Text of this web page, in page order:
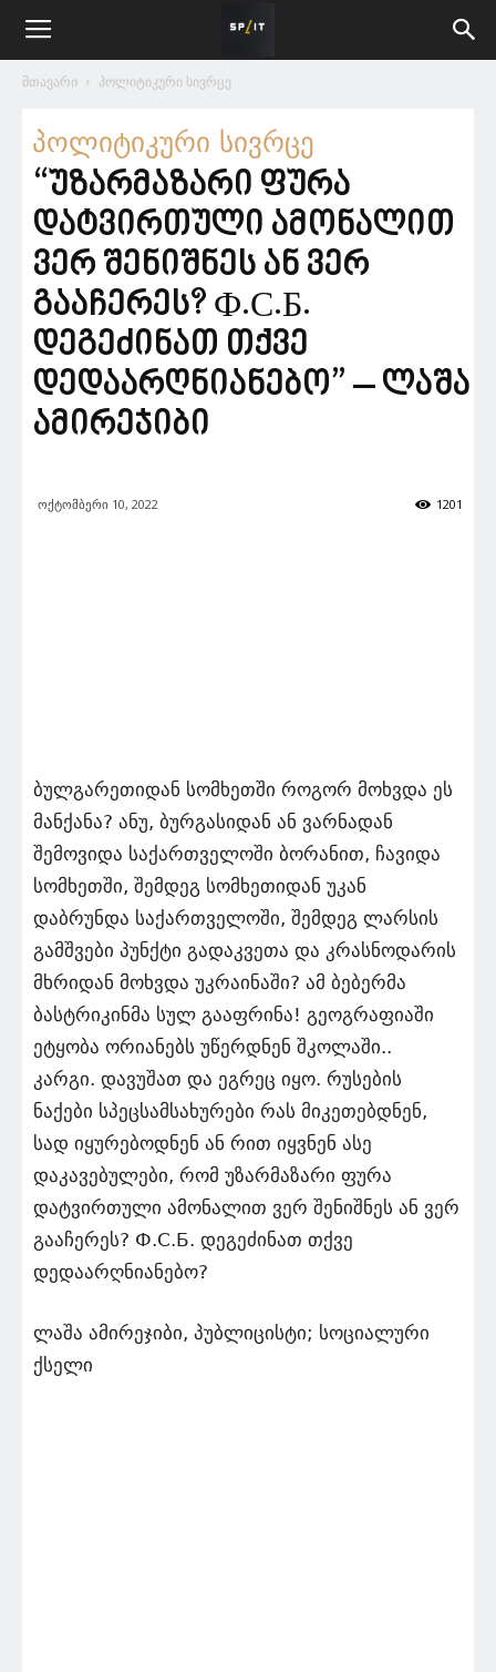
მთავარი პოლიტიკური სივრცე
პოლიტიკური სივრცე
“უზარმაზარი ფურა
დატვირთული ამონალით
ვერ შენიშნეს ან ვერ
გააჩერეს? Ф.С.Б.
დეგეძინათ თქვე
დედაარღნიანებო” – ლაშა
ამირეჯიბი
ოქტომბერი 10, 2022 1201
ბულგარეთიდან სომხეთში როგორ მოხვდა ეს
მანქანა? ანუ, ბურგასიდან ან ვარნადან
შემოვიდა საქართველოში ბორანით, ჩავიდა
სომხეთში, შემდეგ სომხეთიდან უკან
დაბრუნდა საქართველოში, შემდეგ ლარსის
გამშვები პუნქტი გადაკვეთა და კრასნოდარის
მხრიდან მოხვდა უკრაინაში? ამ ბებერმა
ბასტრიკინმა სულ გააფრინა! გეოგრაფიაში
ეტყობა ორიანებს უწერდნენ შკოლაში..
კარგი. დავუშათ და ეგრეც იყო. რუსების
ნაქები სპეცსამსახურები რას მიკეთებდნენ,
სად იყურებოდნენ ან რით იყვნენ ასე
დაკავებულები, რომ უზარმაზარი ფურა
დატვირთული ამონალით ვერ შენიშნეს ან ვერ
გააჩერეს? Ф.С.Б. დეგეძინათ თქვე
დედაარღნიანებო?
ლაშა ამირეჯიბი, პუბლიცისტი; სოციალური
ქსელი